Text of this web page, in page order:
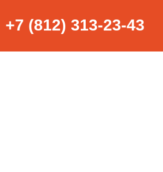
+7 (812) 313-23-43